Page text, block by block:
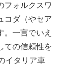
フォルクスワ
コダ（やセア
。一言でいえ
ての信頼性を
イタリア車